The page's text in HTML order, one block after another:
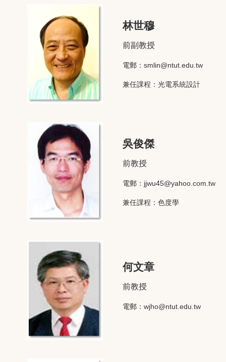
林世穆
前副教授
電郵： smlin@ntut.edu.tw
兼任課程：光電系統設計
吳俊傑
前教授
電郵： jjwu45@yahoo.com.tw
兼任課程：色度學
何文章
前教授
電郵： wjho@ntut.edu.tw